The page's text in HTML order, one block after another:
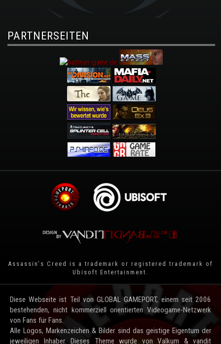
PARTNERSEITEN
Assassin's Creed is a trademark or registered trademark of
Ubisoft Entertainment
Diese Webseite ist Teil von GLOBAL GAMEPORT, einem seit 2006
bestehenden, nicht kommerziell orientierten Videogame-Netzwerk
von Fans für Fans.
Alle Logos, Markenzeichen & Bilder sind das geistige Eigentum der
jeweiligen Inhaber. Dieses Theme wurde von Valkum & vandit